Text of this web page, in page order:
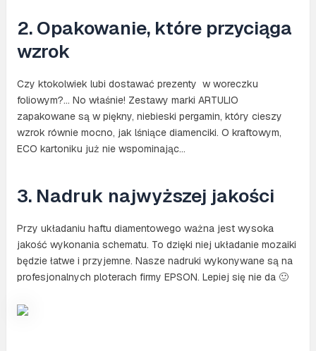
2. Opakowanie, które przyciąga
wzrok
Czy ktokolwiek lubi dostawać prezenty w woreczku
foliowym?… No właśnie! Zestawy marki ARTULIO
zapakowane są w piękny, niebieski pergamin, który cieszy
wzrok równie mocno, jak lśniące diamenciki. O kraftowym,
ECO kartoniku już nie wspominając…
3. Nadruk najwyższej jakości
Przy układaniu haftu diamentowego ważna jest wysoka
jakość wykonania schematu. To dzięki niej układanie mozaiki
będzie łatwe i przyjemne. Nasze nadruki wykonywane są na
profesjonalnych ploterach firmy EPSON. Lepiej się nie da 🙂